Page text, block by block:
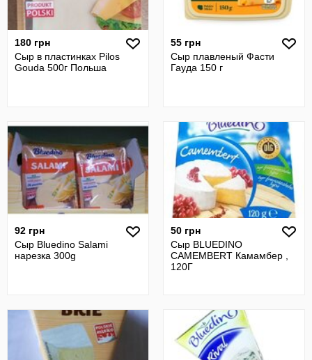
180 грн
Сыр в пластинках Pilos
Gouda 500г Польша
55 грн
Сыр плавленый Фасти
Гауда 150 г
92 грн
Сыр Bluedino Salami
нарезка 300g
50 грн
Сыр BLUEDINO
CAMEMBERT Камамбер ,
120Г